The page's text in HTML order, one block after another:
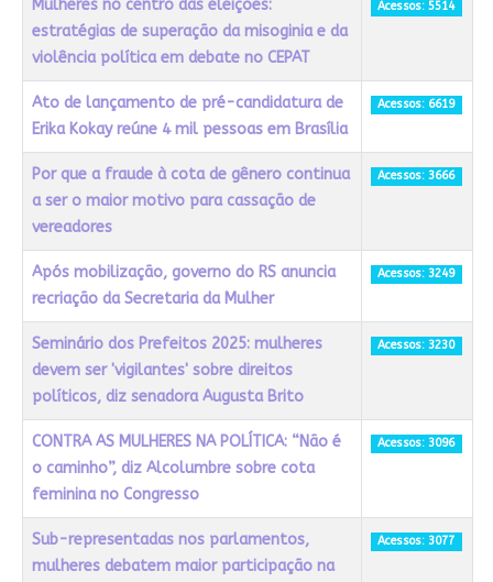
Mulheres no centro das eleições:
estratégias de superação da misoginia e da
violência política em debate no CEPAT
Acessos: 5514
Ato de lançamento de pré-candidatura de
Erika Kokay reúne 4 mil pessoas em Brasília
Acessos: 6619
Por que a fraude à cota de gênero continua
a ser o maior motivo para cassação de
vereadores
Acessos: 3666
Após mobilização, governo do RS anuncia
recriação da Secretaria da Mulher
Acessos: 3249
Seminário dos Prefeitos 2025: mulheres
devem ser 'vigilantes' sobre direitos
políticos, diz senadora Augusta Brito
Acessos: 3230
CONTRA AS MULHERES NA POLÍTICA: “Não é
o caminho”, diz Alcolumbre sobre cota
feminina no Congresso
Acessos: 3096
Sub-representadas nos parlamentos,
mulheres debatem maior participação na
Acessos: 3077